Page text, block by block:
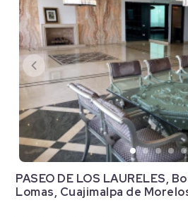
PASEO DE LOS LAURELES,
Lomas, Cuajimalpa de